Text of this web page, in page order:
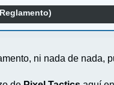
ni nada de nada,